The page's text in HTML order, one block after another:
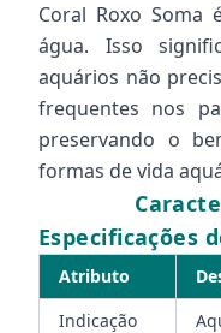
Coral Roxo
água. Isso
aquários não
frequentes nos
preservando o
formas de vida
Especificações
Atributo
Indicação